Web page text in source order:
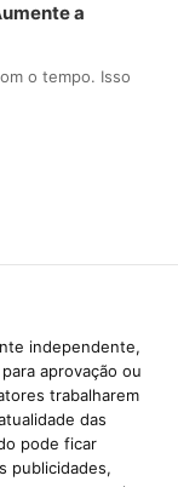
a
o tempo. Isso
independente,
aprovação ou
trabalharem
das
pode ficar
publicidades,